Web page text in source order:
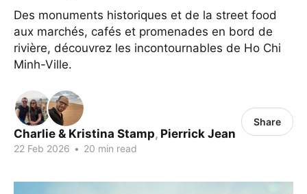
Des monuments historiques et de la street food
aux marchés, cafés et promenades en bord de
rivière, découvrez les incontournables de Ho Chi
Minh-Ville.
Charlie & Kristina Stamp, Pierrick Jean
22 Feb 2026 • 20 min read
Share